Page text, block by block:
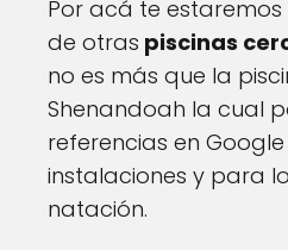
Por acá te
de otras piscinas
no es más que la
Shenandoah la cual
referencias en
instalaciones y para
natación.